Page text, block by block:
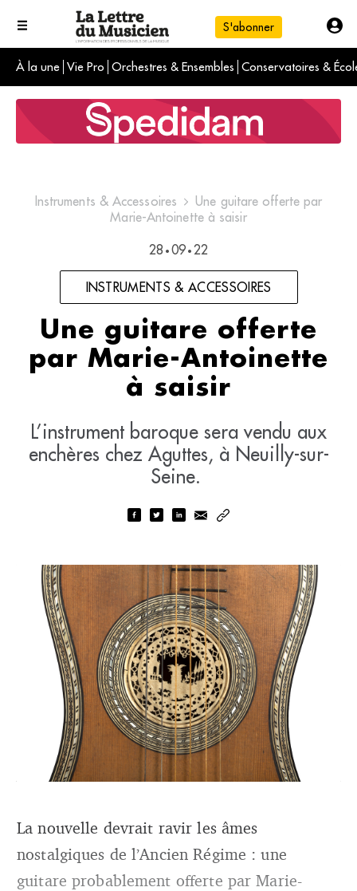
S'abonner
À la une Vie Pro Orchestres & Ensembles Conservatoires &
L'info du jour
Le numéro du mois
International
Instruments & Accessoires
Une guitare offerte par
Marie-Antoinette à saisir
28 • 09 • 22
INSTRUMENTS & ACCESSOIRES
Une guitare offerte
par Marie-Antoinette
à saisir
L’instrument baroque sera vendu aux
enchères chez Aguttes, à Neuilly-sur-
Seine.
présente une forme rare, dite « en bateau », une caisse en
bois fruitier ornée d’ivoire et d’ébène. Sur la rosace,
figurent deux colombes s’embrassant sur un temple
d’amour. (DR)
La nouvelle devrait ravir les âmes
nostalgiques de l’Ancien Régime : une
guitare probablement offerte par Marie-